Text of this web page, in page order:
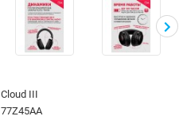
Cloud III
77Z45AA